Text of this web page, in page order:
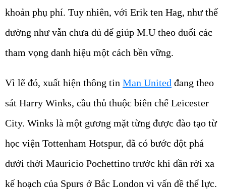
khoản phụ phí. Tuy nhiên, với Erik ten Hag, như thế
dường như vẫn chưa đủ để giúp M.U theo đuổi các
tham vọng danh hiệu một cách bền vững.
Vì lẽ đó, xuất hiện thông tin Man United đang theo
sát Harry Winks, cầu thủ thuộc biên chế Leicester
City. Winks là một gương mặt từng được đào tạo từ
học viện Tottenham Hotspur, đã có bước đột phá
dưới thời Mauricio Pochettino trước khi dần rời xa
kế hoạch của Spurs ở Bắc London vì vấn đề thể lực.